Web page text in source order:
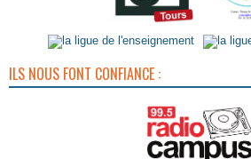
ILS NOUS FONT CONFIANCE :